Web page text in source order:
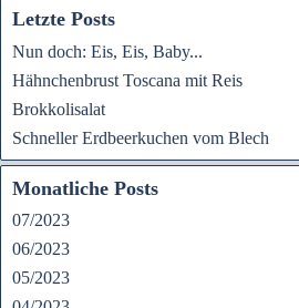
Letzte Posts
Nun doch: Eis, Eis, Baby...
Hähnchenbrust Toscana mit Reis
Brokkolisalat
Schneller Erdbeerkuchen vom Blech
Monatliche Posts
07/2023
06/2023
05/2023